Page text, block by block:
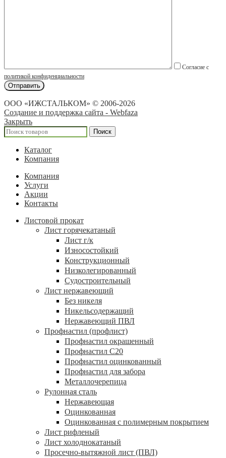
Согласие с
политикой конфиденциальности
ООО «ИЖСТАЛЬКОМ» © 2006-2026
Создание и поддержка сайта - Webfaza
Закрыть
Поиск
Каталог
Компания
Компания
Услуги
Акции
Контакты
Листовой прокат
Лист горячекатаный
Лист г/к
Износостойкий
Конструкционный
Низколегированный
Судостроительный
Лист нержавеющий
Без никеля
Никельсодержащий
Нержавеющий ПВЛ
Профнастил (профлист)
Профнастил окрашенный
Профнастил С20
Профнастил оцинкованный
Профнастил для забора
Металлочерепица
Рулонная сталь
Нержавеющая
Оцинкованная
Оцинкованная с полимерным покрытием
Лист рифленый
Лист холоднокатаный
Просечно-вытяжной лист (ПВЛ)